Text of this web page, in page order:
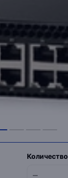
Количество